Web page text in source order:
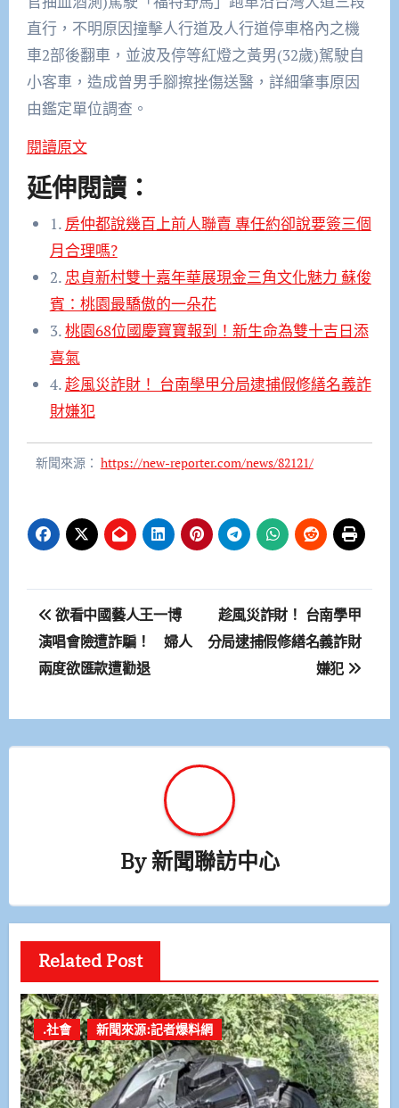
直行，不明原因撞擊人行道及人行道停車格內之機
車2部後翻車，並波及停等紅燈之黃男(32歲)駕駛自
小客車，造成曾男手腳擦挫傷送醫，詳細肇事原因
由鑑定單位調查。
閱讀原文
延伸閱讀：
1. 房仲都說幾百上前人聯賣 專任約卻說要簽三個
月合理嗎?
2.忠貞新村雙十嘉年華展現金三角文化魅力 蘇俊
賓：桃園最驕傲的一朵花
3.桃園68位國慶寶寶報到！新生命為雙十吉日添
喜氣
4.趁風災詐財！ 台南學甲分局逮捕假修繕名義詐
財嫌犯
新聞來源： https://new-reporter.com/news/82121/
文
章
導
覽
欲看中國藝人王一博
演唱會險遭詐騙！ 婦人
兩度欲匯款遭勸退
趁風災詐財！ 台南學甲
分局逮捕假修繕名義詐財
嫌犯
By新聞聯訪中心
Related Post
.社會 新聞來源:記者爆料網